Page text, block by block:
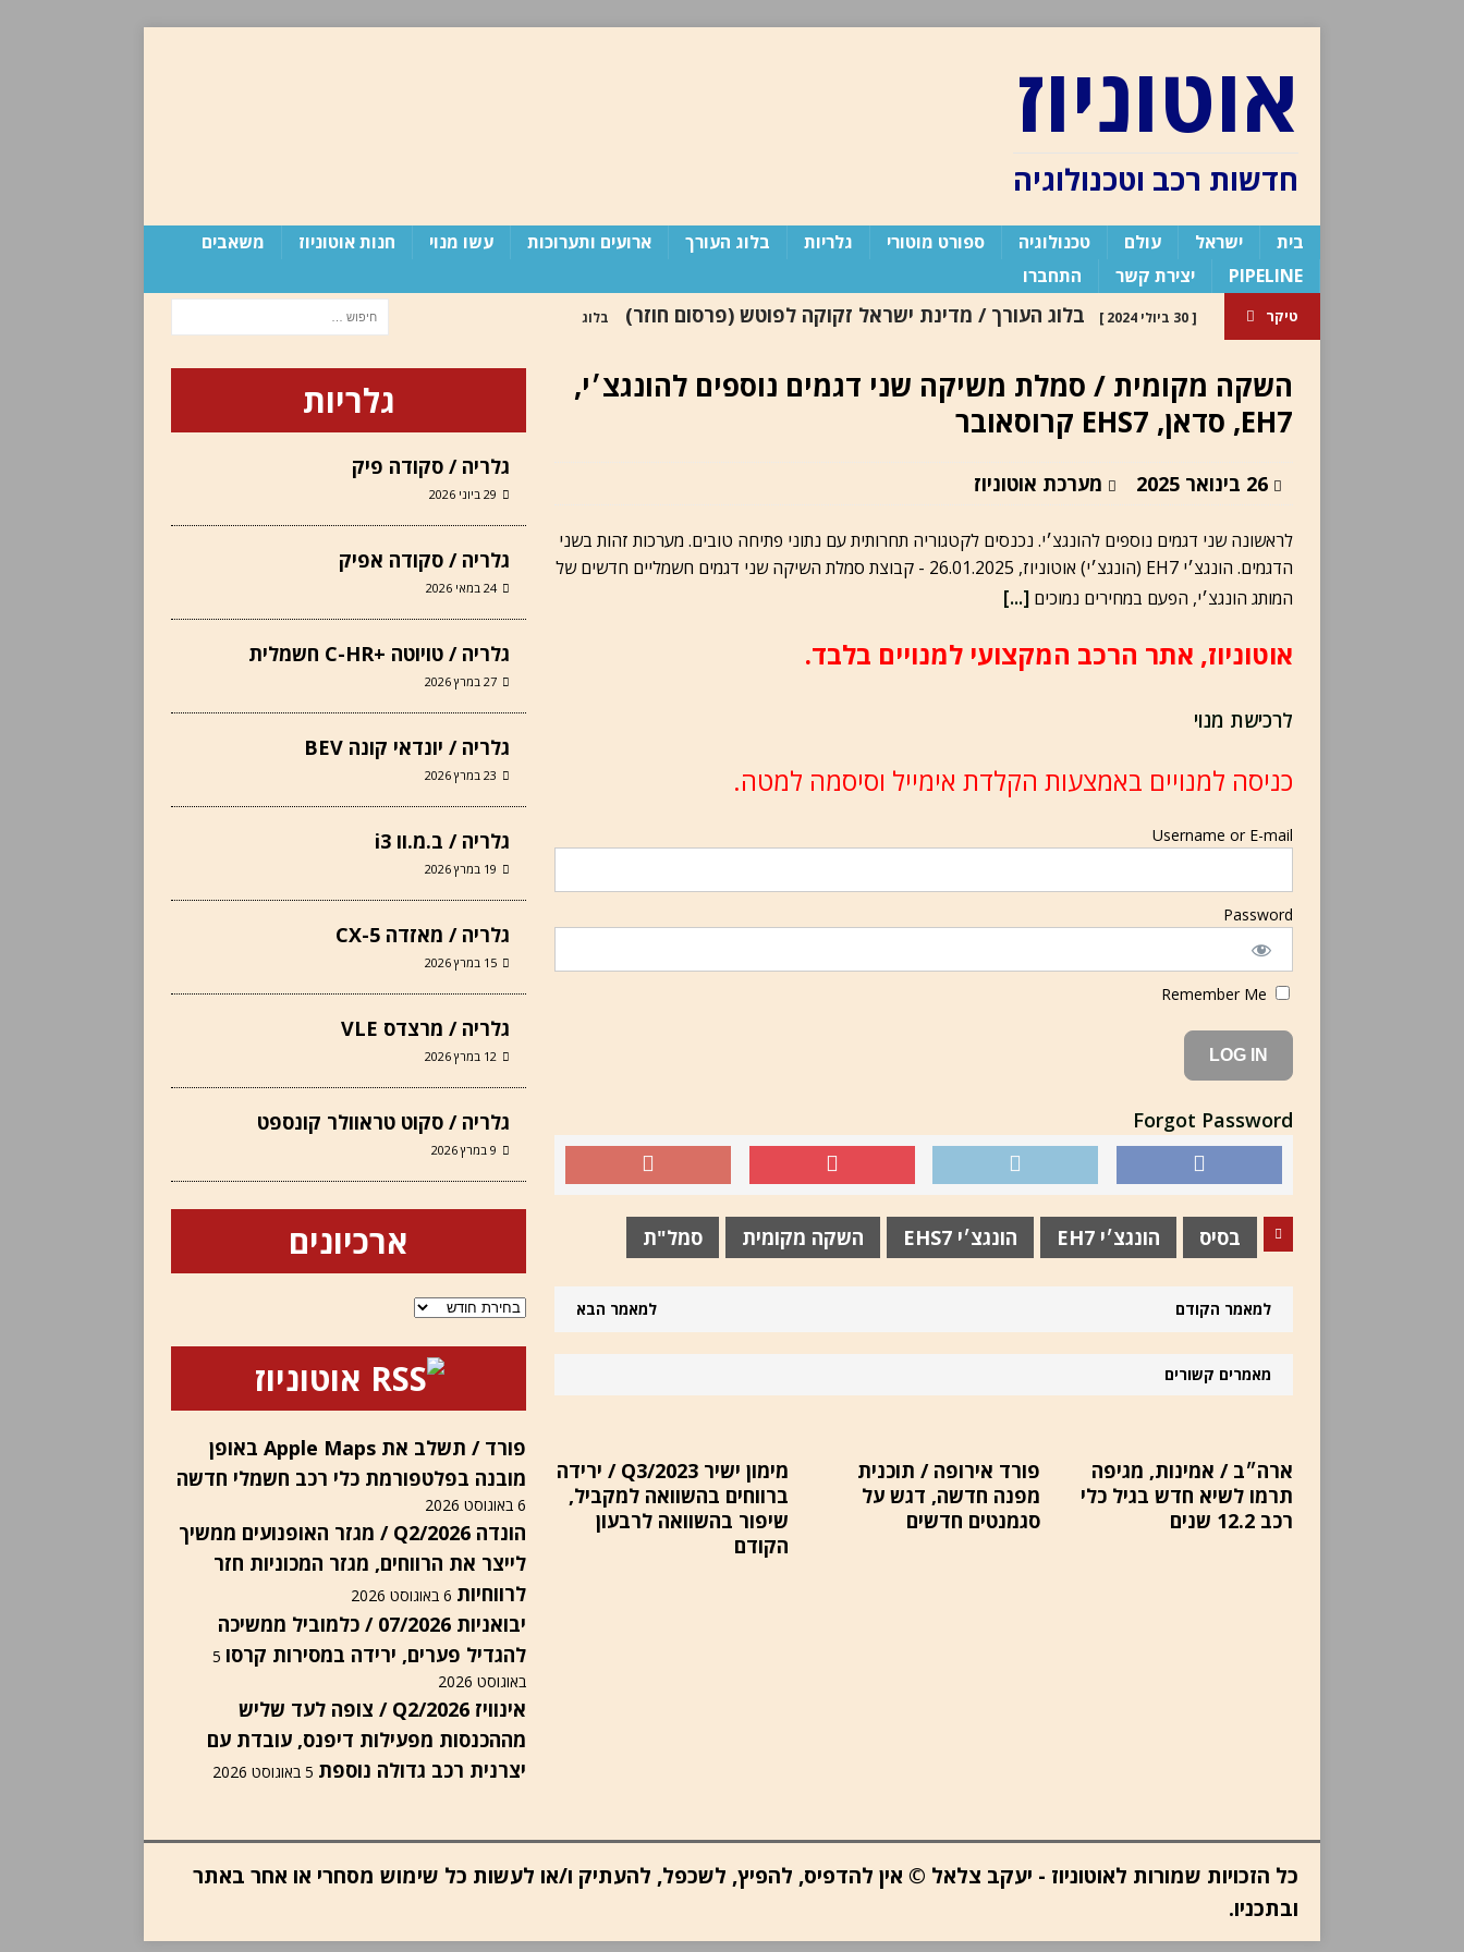
אוטוניוז
חדשות רכב וטכנולוגיה
בית ישראל עולם טכנולוגיה ספורט מוטורי גלריות בלוג העורך ארועים ותערוכות עשו מנוי חנות אוטוניוז
משאבים
PIPELINE
יצירת קשר התחברו
טיקר [ 30 ביולי 2024 ] בלוג העורך / מדינת ישראל זקוקה לפוטש (פרסום חוזר) בלוג
[ 6 באוגוסט 2026 ]
השקה מקומית / סמלת משיקה שני דגמים נוספים להונגצ׳י,
EH7, סדאן, EHS7 קרוסאובר
26 בינואר 2025 מערכת אוטוניוז
לראשונה שני דגמים נוספים להונגצ׳י. נכנסים לקטגוריה תחרותית עם נתוני פתיחה טובים. מערכות זהות בשני
הדגמים. הונגצ׳י EH7 (הונגצ׳י) אוטוניוז, 26.01.2025 - קבוצת סמלת השיקה שני דגמים חשמליים חדשים של
המותג הונגצ׳י, הפעם במחירים נמוכים [...]
אוטוניוז, אתר הרכב המקצועי למנויים בלבד.
לרכישת מנוי
כניסה למנויים באמצעות הקלדת אימייל וסיסמה למטה.
Username or E-mail
Password
Forgot Password
בסיס הונגצ׳י EH7 הונגצ׳י EHS7 השקה מקומית סמל"ת
למאמר הקודם למאמר הבא
מאמרים קשורים
ארה״ב / אמינות, מגיפה
תרמו לשיא חדש בגיל כלי
רכב 12.2 שנים
פורד אירופה / תוכנית
מפנה חדשה, דגש על
סגמנטים חדשים
מימון ישיר Q3/2023 / ירידה
ברווחים בהשוואה למקביל,
שיפור בהשוואה לרבעון
הקודם
גלריות
גלריה / סקודה פיק
29 ביוני 2026
גלריה / סקודה אפיק
24 במאי 2026
גלריה / טויוטה +C-HR חשמלית
27 במרץ 2026
גלריה / יונדאי קונה BEV
23 במרץ 2026
גלריה / ב.מ.וו i3
19 במרץ 2026
גלריה / מאזדה CX-5
15 במרץ 2026
גלריה / מרצדס VLE
12 במרץ 2026
גלריה / סקוט טראוולר קונספט
9 במרץ 2026
ארכיונים
ארכיונים
אוטוניוז
פורד / תשלב את Apple Maps באופן
מובנה בפלטפורמת כלי רכב חשמלי חדשה
6 באוגוסט 2026
הונדה Q2/2026 / מגזר האופנועים ממשיך
לייצר את הרווחים, מגזר המכוניות חזר
לרווחיות 6 באוגוסט 2026
יבואניות 07/2026 / כלמוביל ממשיכה
להגדיל פערים, ירידה במסירות קרסו 5
באוגוסט 2026
אינוויז Q2/2026 / צופה לעד שליש
מההכנסות מפעילות דיפנס, עובדת עם
יצרנית רכב גדולה נוספת 5 באוגוסט 2026
כל הזכויות שמורות לאוטוניוז - יעקב צלאל © אין להדפיס, להפיץ, לשכפל, להעתיק ו/או לעשות כל שימוש מסחרי או אחר באתר
ובתכניו.